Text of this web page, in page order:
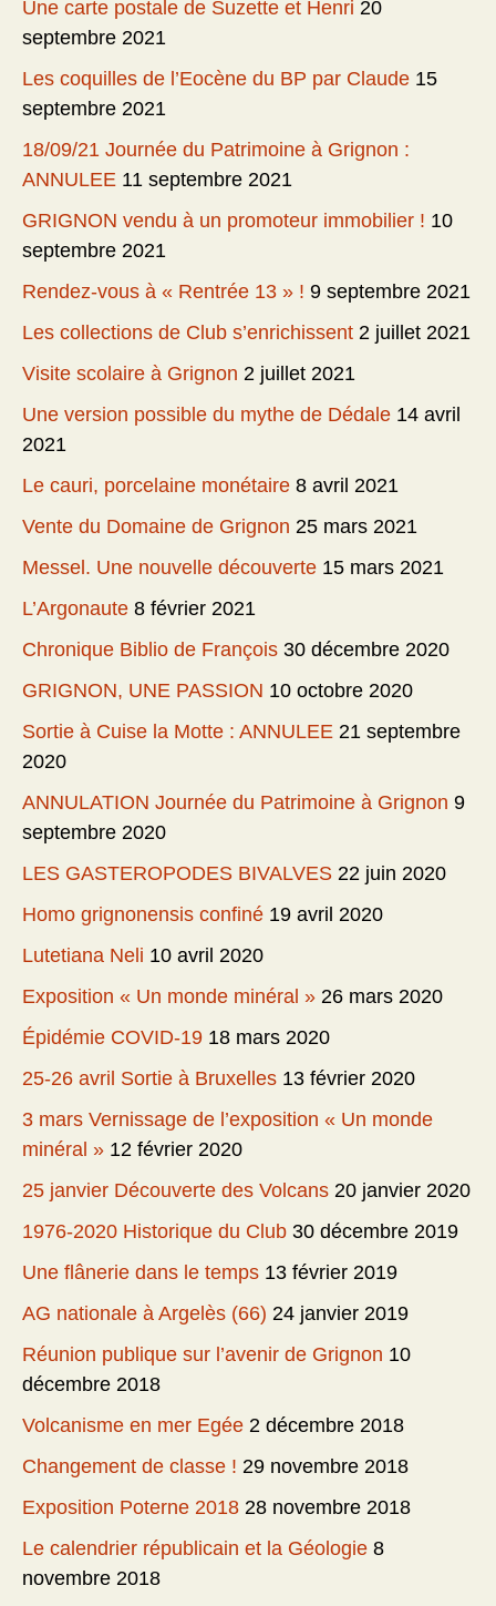
Une carte postale de Suzette et Henri 20
septembre 2021
Les coquilles de l’Eocène du BP par Claude 15
septembre 2021
18/09/21 Journée du Patrimoine à Grignon :
ANNULEE 11 septembre 2021
GRIGNON vendu à un promoteur immobilier ! 10
septembre 2021
Rendez-vous à « Rentrée 13 » ! 9 septembre 2021
Les collections de Club s’enrichissent 2 juillet 2021
Visite scolaire à Grignon 2 juillet 2021
Une version possible du mythe de Dédale 14 avril
2021
Le cauri, porcelaine monétaire 8 avril 2021
Vente du Domaine de Grignon 25 mars 2021
Messel. Une nouvelle découverte 15 mars 2021
L’Argonaute 8 février 2021
Chronique Biblio de François 30 décembre 2020
GRIGNON, UNE PASSION 10 octobre 2020
Sortie à Cuise la Motte : ANNULEE 21 septembre
2020
ANNULATION Journée du Patrimoine à Grignon 9
septembre 2020
LES GASTEROPODES BIVALVES 22 juin 2020
Homo grignonensis confiné 19 avril 2020
Lutetiana Neli 10 avril 2020
Exposition « Un monde minéral » 26 mars 2020
Épidémie COVID-19 18 mars 2020
25-26 avril Sortie à Bruxelles 13 février 2020
3 mars Vernissage de l’exposition « Un monde
minéral » 12 février 2020
25 janvier Découverte des Volcans 20 janvier 2020
1976-2020 Historique du Club 30 décembre 2019
Une flânerie dans le temps 13 février 2019
AG nationale à Argelès (66) 24 janvier 2019
Réunion publique sur l’avenir de Grignon 10
décembre 2018
Volcanisme en mer Egée 2 décembre 2018
Changement de classe ! 29 novembre 2018
Exposition Poterne 2018 28 novembre 2018
Le calendrier républicain et la Géologie 8
novembre 2018